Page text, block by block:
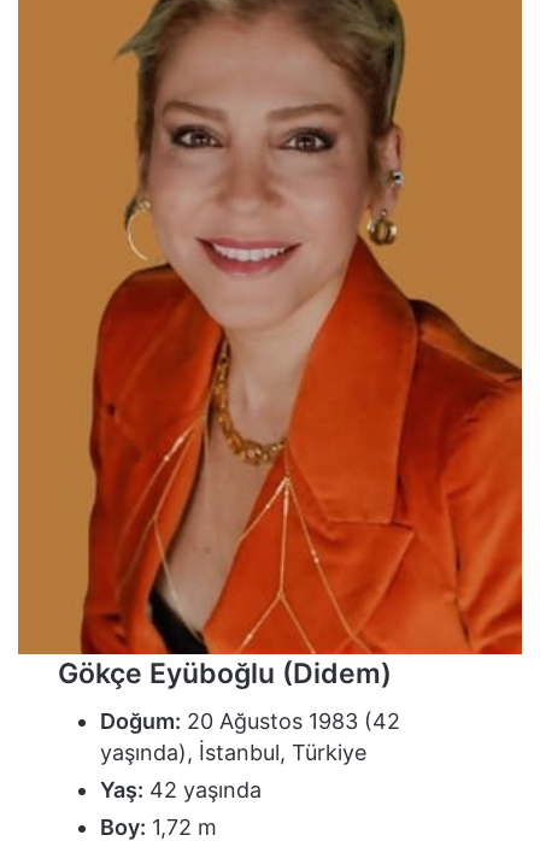
Gökçe Eyüboğlu (Didem)
Doğum: 20 Ağustos 1983 (42
yaşında), İstanbul, Türkiye
Yaş: 42 yaşında
Boy: 1,72 m